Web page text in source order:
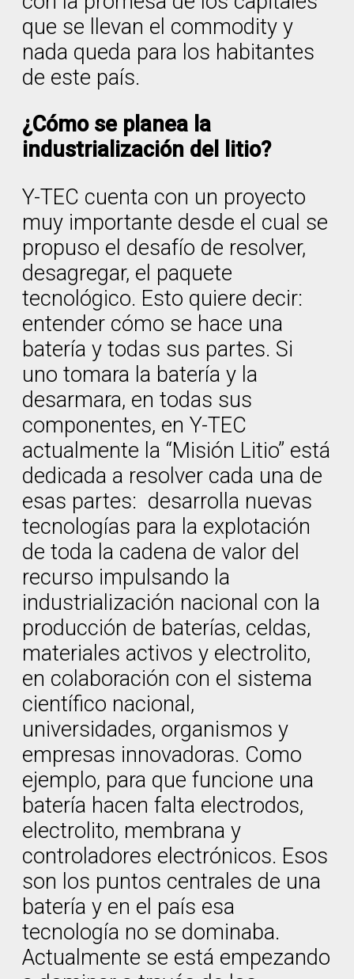
que se llevan el commodity y
nada queda para los habitantes
de este país.
¿Cómo se planea la
industrialización del litio?
Y-TEC cuenta con un proyecto
muy importante desde el cual se
propuso el desafío de resolver,
desagregar, el paquete
tecnológico. Esto quiere decir:
entender cómo se hace una
batería y todas sus partes. Si
uno tomara la batería y la
desarmara, en todas sus
componentes, en Y-TEC
actualmente la “Misión Litio” está
dedicada a resolver cada una de
esas partes: desarrolla nuevas
tecnologías para la explotación
de toda la cadena de valor del
recurso impulsando la
industrialización nacional con la
producción de baterías, celdas,
materiales activos y electrolito,
en colaboración con el sistema
científico nacional,
universidades, organismos y
empresas innovadoras. Como
ejemplo, para que funcione una
batería hacen falta electrodos,
electrolito, membrana y
controladores electrónicos. Esos
son los puntos centrales de una
batería y en el país esa
tecnología no se dominaba.
Actualmente se está empezando